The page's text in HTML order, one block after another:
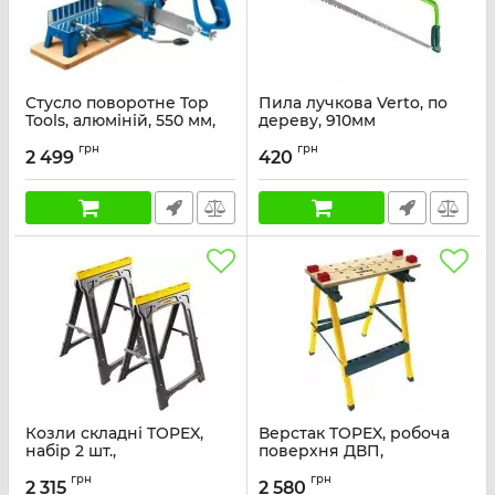
Стусло поворотне Top
Tools, алюміній, 550 мм,
Артикул: 10A035
2 499 грн
Пила лучкова Verto, по
дереву, 910мм
420 грн
Козли складні TOPEX,
набір 2 шт.,
кг, висота 78 см, з міцної
2 315 грн
Верстак TOPEX, робоча
поверхня ДВП,
60x24x80 см
2 580 грн